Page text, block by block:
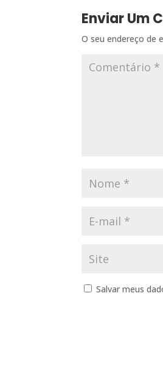
Enviar Um
O seu endereço de
Salvar meus